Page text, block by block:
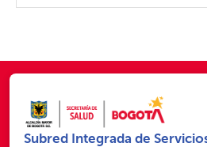
Subred Integrada de